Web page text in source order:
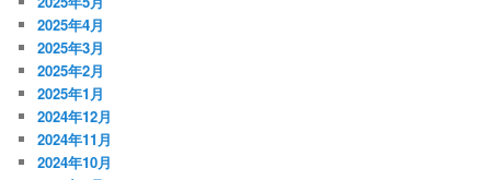
2025年4月
2025年3月
2025年2月
2025年1月
2024年12月
2024年11月
2024年10月